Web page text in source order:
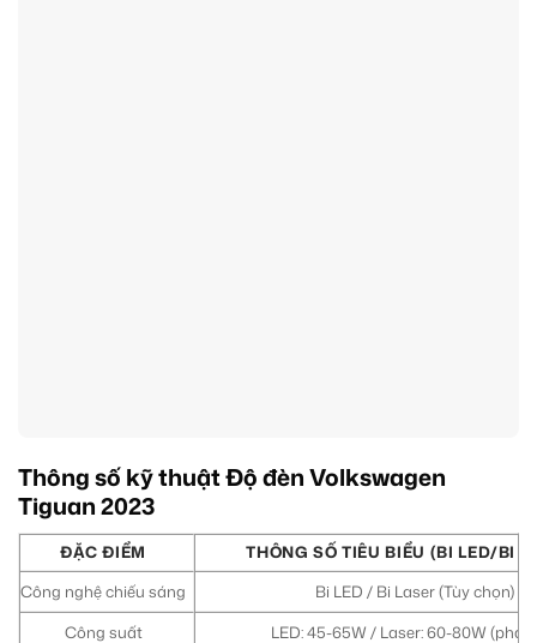
Thông số kỹ thuật Độ đèn Volkswagen
Tiguan 2023
ĐẶC ĐIỂM
THÔNG SỐ TIÊU BIỂU (BI LED/BI
Công nghệ chiếu sáng
Bi LED / Bi Laser (Tùy chọn)
Công suất
LED: 45-65W / Laser: 60-80W (pha/